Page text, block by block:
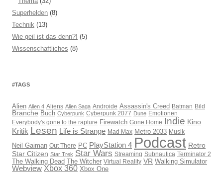
Superhelden (8)
Technik (13)
Wie geil ist das denn?! (5)
Wissenschaftliches (8)
#TAGS
Alien Alien 4 Aliens Alien Saga Androide Assassin's Creed Batman Bild
Branche Buch Cyberpunk Cyberpunk 2077 Dune Emotionen
Everybody's gone to the rapture Firewatch Gone Home Indie Kino
Kritik Lesen Life is Strange Mad Max Metro 2033 Musik
Neil Gaiman Out There PC PlayStation 4 Podcast Retro
Star Citizen Star Trek Star Wars Streaming Subnautica Terminator 2
The Walking Dead The Witcher Virtual Reality VR Walking Simulator
Webview Xbox 360 Xbox One